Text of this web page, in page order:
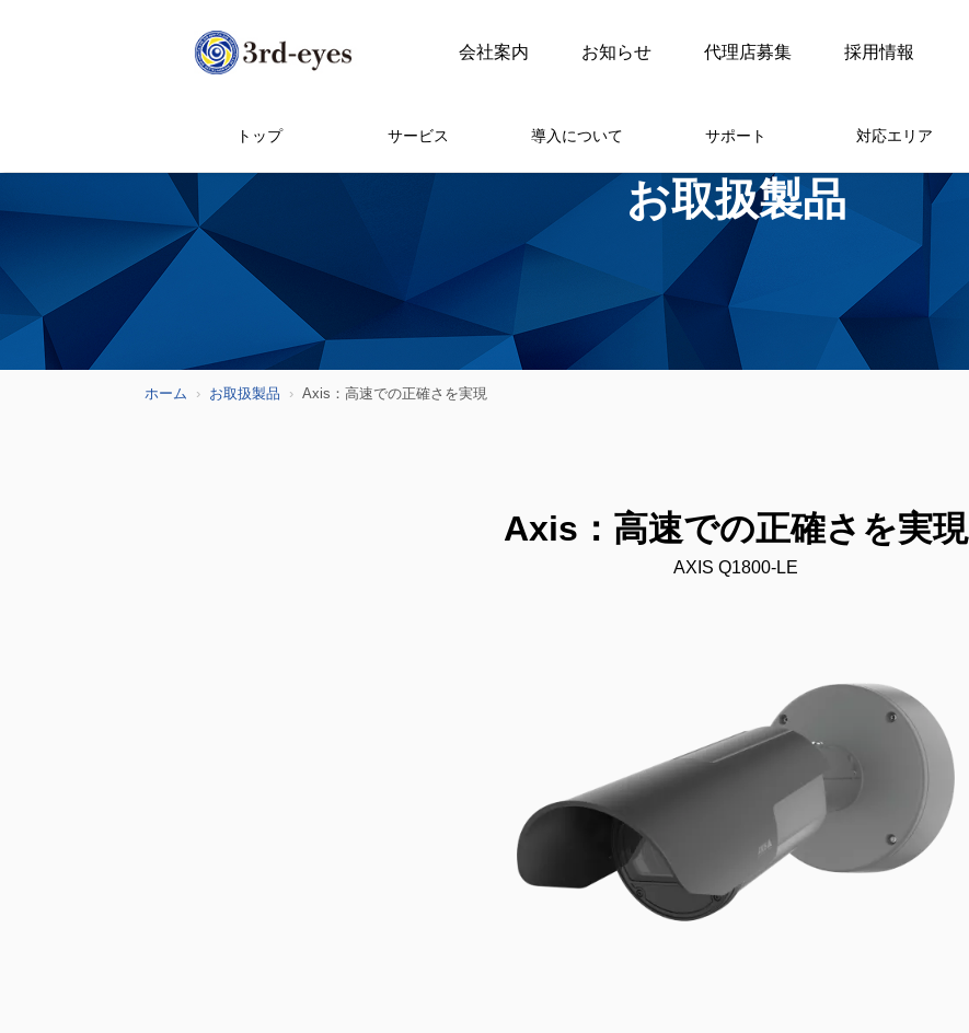
会社案内 お知らせ 代理店募集 採用情報
トップ サービス 導入について サポート 対応エリア
お取扱製品
ホーム お取扱製品 Axis：高速での正確さを実現
Axis：高速での正確さを実現
AXIS Q1800-LE